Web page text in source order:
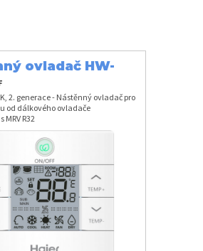
ovladač HW-
2. generace - Nástěnný ovladač pro
od dálkového ovladače
R32